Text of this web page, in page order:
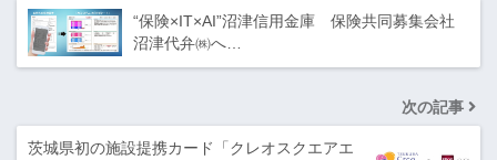
“保険×IT×AI”沼津信用金庫 保険共同募集会社
沼津代弁㈱へ…
次の記事
茨城県初の施設提携カード「クレオスクエアエ